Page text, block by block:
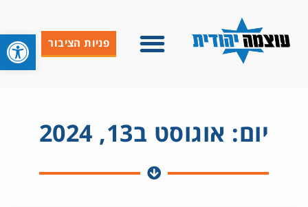
פניות הציבור
יום: אוגוסט ב13, 2024
פתח